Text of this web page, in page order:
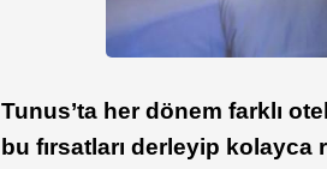
Tunus’ta her dönem farklı
bu fırsatları derleyip